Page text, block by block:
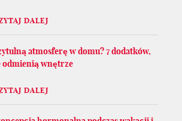
DALEJ
atmosferę w domu? 7 dodatków,
odmienią wnętrze
DALEJ